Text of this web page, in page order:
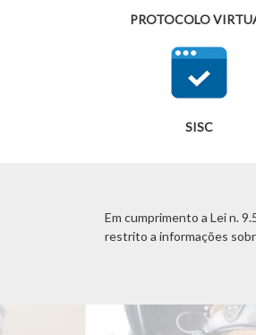
PROTOCOLO
SISC
Em cumprimento a Lei n.
restrito a informações